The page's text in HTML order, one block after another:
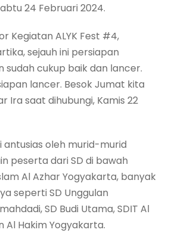
24 Februari 2024.
Kegiatan ALYK Fest #4,
sejauh ini persiapan
sudah cukup baik dan lancer.
lancer. Besok Jumat kita
Ira saat dihubungi, Kamis 22
antusias oleh murid-murid
peserta dari SD di bawah
Al Azhar Yogyakarta, banyak
seperti SD Unggulan
SD Budi Utama, SDIT Al
Al Hakim Yogyakarta.